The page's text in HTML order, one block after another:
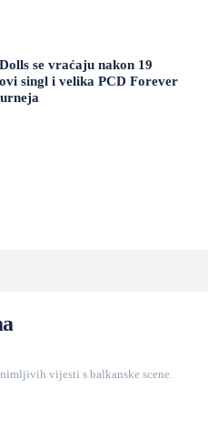
se vraćaju nakon 19
singl i velika PCD Forever
vijesti s balkanske scene.